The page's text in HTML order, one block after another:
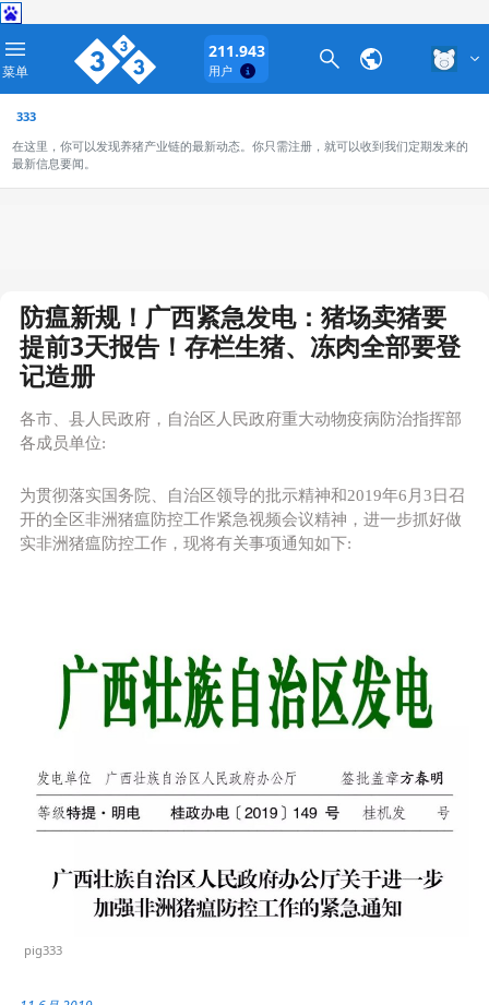
菜单
211.943
用户
333
在这里，你可以发现养猪产业链的最新动态。你只需注册，就可以收到我们定期发来的
最新信息要闻。
防瘟新规！广西紧急发电：猪场卖猪要
提前3天报告！存栏生猪、冻肉全部要登
记造册
各市、县人民政府，自治区人民政府重大动物疫病防治指挥部
各成员单位:
为贯彻落实国务院、自治区领导的批示精神和2019年6月3日召
开的全区非洲猪瘟防控工作紧急视频会议精神，进一步抓好做
实非洲猪瘟防控工作，现将有关事项通知如下:
pig333